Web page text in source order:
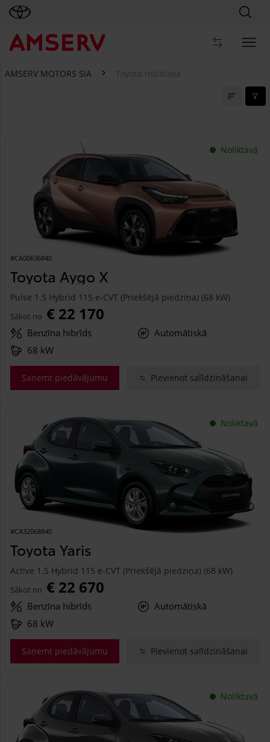
AMSERV MOTORS SIA Toyota noliktava
Noliktavā
#CA00636840
Toyota Aygo X
Pulse 1.5 Hybrid 115 e-CVT (Priekšējā piedziņa) (68 kW)
Sākot no € 22 170
Benzīna hibrīds
Automātiskā
68 kW
Saņemt piedāvājumu Pievienot salīdzināšanai
Noliktavā
#CA32068840
Toyota Yaris
Active 1.5 Hybrid 115 e-CVT (Priekšējā piedziņa) (68 kW)
Sākot no € 22 670
Benzīna hibrīds
Automātiskā
68 kW
Saņemt piedāvājumu Pievienot salīdzināšanai
Noliktavā